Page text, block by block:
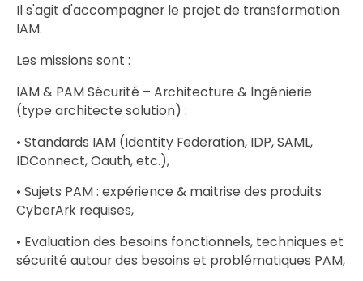
Il s'agit d'accompagner le projet de transformation
IAM.
Les missions sont :
IAM & PAM Sécurité – Architecture & Ingénierie
(type architecte solution) :
• Standards IAM (Identity Federation, IDP, SAML,
IDConnect, Oauth, etc.),
• Sujets PAM : expérience & maitrise des produits
CyberArk requises,
• Evaluation des besoins fonctionnels, techniques et
sécurité autour des besoins et problématiques PAM,